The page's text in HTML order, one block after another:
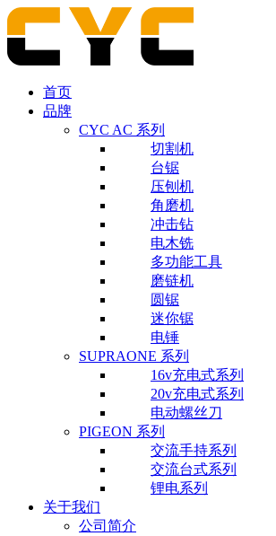
首页
品牌
CYC AC 系列
切割机
台锯
压刨机
角磨机
冲击钻
电木铣
多功能工具
磨链机
圆锯
迷你锯
电锤
SUPRAONE 系列
16v充电式系列
20v充电式系列
电动螺丝刀
PIGEON 系列
交流手持系列
交流台式系列
锂电系列
关于我们
公司简介